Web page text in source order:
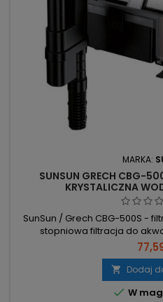
MARKA:
SUNSUN GRECH CBG-
KRYSTALICZNA
SunSun / Grech CBG-500S -
stopniowa filtracja do
przepływu i skimmerem
zużycie energii przy pracy
adaptowalna wydajność dla
klarownej wody. 3-
 Dodaj
 W